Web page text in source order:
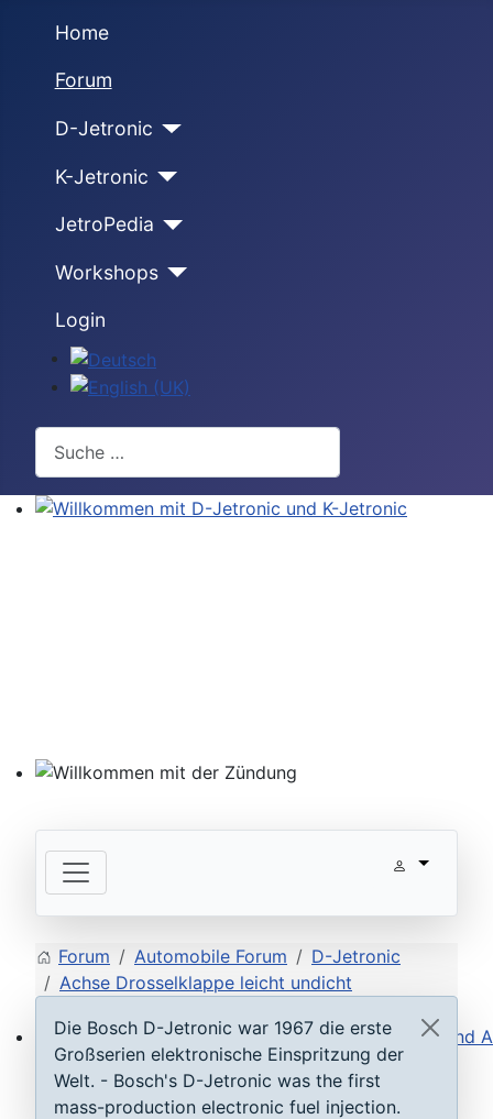
Home
Forum
D-Jetronic
K-Jetronic
JetroPedia
Workshops
Login
Sprache auswählen
Steuergeräte D-Jetronic & KE-Jetronic: Prüfen und
Forum Automobile Forum
D-Jetronic
Achse Drosselklappe leicht undicht
Die Bosch D-Jetronic war 1967 die erste
Großserien elektronische Einspritzung der
Welt. - Bosch's D-Jetronic was the first
mass-production electronic fuel injection.